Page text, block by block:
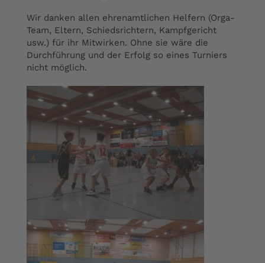
Wir danken allen ehrenamtlichen Helfern (Orga-
Team, Eltern, Schiedsrichtern, Kampfgericht
usw.) für ihr Mitwirken. Ohne sie wäre die
Durchführung und der Erfolg so eines Turniers
nicht möglich.